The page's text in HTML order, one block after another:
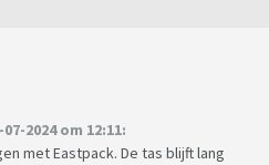
2024 om 12:11:
met Eastpack. De tas blijft lang